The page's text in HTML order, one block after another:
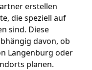
erstellen
die speziell auf
sind. Diese
davon, ob
Langenburg oder
planen.